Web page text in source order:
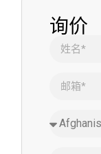
询价